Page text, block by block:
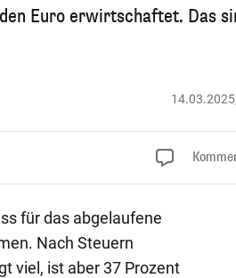
Euro erwirtschaftet. Das
für das abgelaufene
Nach Steuern
viel, ist aber 37 Prozent